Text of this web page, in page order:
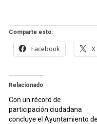
Comparte esto:
Facebook X
Relacionado
Con un récord de
participación ciudadana
concluye el Ayuntamiento de